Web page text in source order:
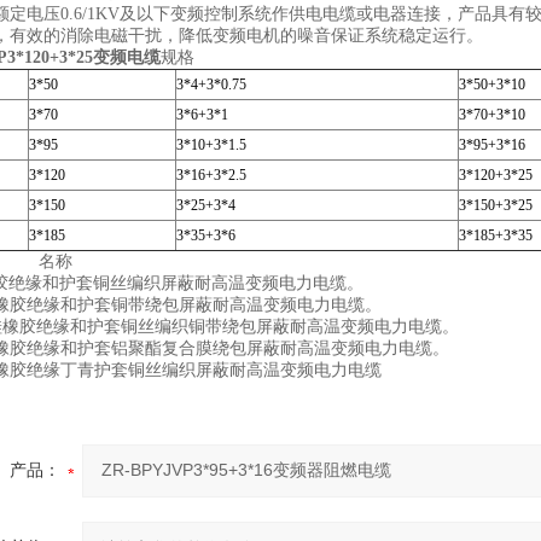
定电压0.6/1KV及以下变频控制系统作供电电缆或电器连接，产品具有
有效的消除电磁干扰，降低变频电机的噪音保证系统稳定运行。
3*120+3*25变频电缆规格
3*50 3*4+3*0.75
3*50+3*10
3*70
3*6+3*1
3*70+3*10
3*95
3*10+3*1.5
3*95+3*16
3*120
3*16+3*2.5
3*120+3*25
3*150
3*25+3*4
3*150+3*25
3*185
3*35+3*6 3*185+3*35
名称
绝缘和护套铜丝编织屏蔽耐高温变频电力电缆。
胶绝缘和护套铜带绕包屏蔽耐高温变频电力电缆。
橡胶绝缘和护套铜丝编织铜带绕包屏蔽耐高温变频电力电缆。
胶绝缘和护套铝聚酯复合膜绕包屏蔽耐高温变频电力电缆。
胶绝缘丁青护套铜丝编织屏蔽耐高温变频电力电缆
产品：